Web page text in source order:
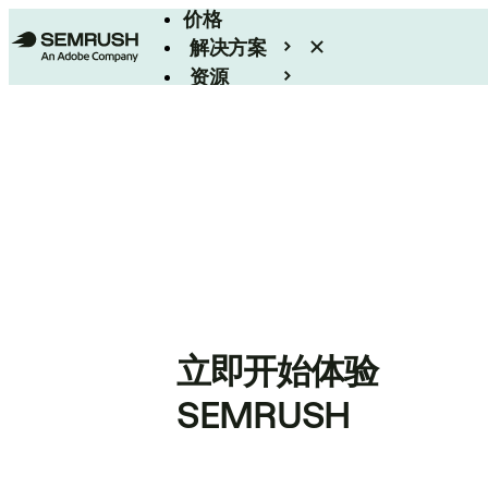
价格
解决方案
资源
立即开始体验
SEMRUSH